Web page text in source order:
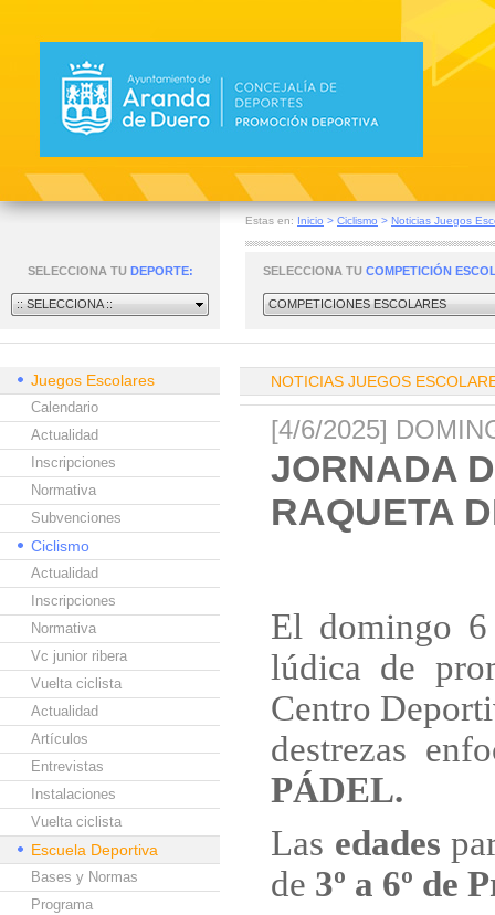
Estas en: Inicio > Ciclismo > Noticias Juegos
SELECCIONA TU DEPORTE:
:: SELECCIONA ::
SELECCIONA TU COMPETICIÓN
COMPETICIONES ESCOLARES
Juegos Escolares
Calendario
Actualidad
Inscripciones
Normativa
Subvenciones
Ciclismo
Actualidad
Inscripciones
Normativa
Vc junior ribera
Vuelta ciclista
Actualidad
Artículos
Entrevistas
Instalaciones
Vuelta ciclista
Escuela Deportiva
Bases y Normas
Programa
NOTICIAS JUEGOS
[4/6/2025]
JORNADA
RAQUETA
El domingo
lúdica de
Centro
destrezas
PÁDEL.
Las edades
de 3º a 6º de